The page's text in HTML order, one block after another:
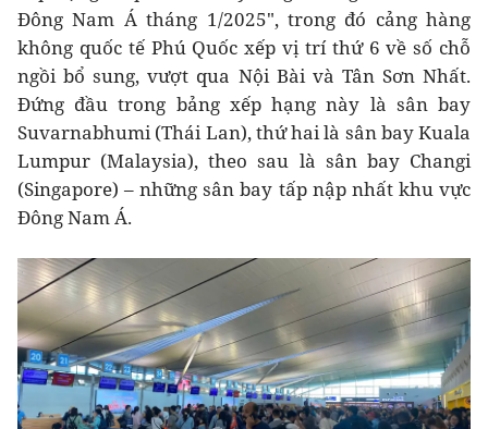
Đông Nam Á tháng 1/2025", trong đó cảng hàng
không quốc tế Phú Quốc xếp vị trí thứ 6 về số chỗ
ngồi bổ sung, vượt qua Nội Bài và Tân Sơn Nhất.
Đứng đầu trong bảng xếp hạng này là sân bay
Suvarnabhumi (Thái Lan), thứ hai là sân bay Kuala
Lumpur (Malaysia), theo sau là sân bay Changi
(Singapore) – những sân bay tấp nập nhất khu vực
Đông Nam Á.